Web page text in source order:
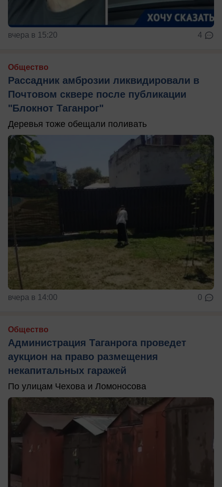
вчера в 15:20 4
Общество
Рассадник амброзии ликвидировали в
Почтовом сквере после публикации
"Блокнот Таганрог"
Деревья тоже обещали поливать
вчера в 14:00 0
Общество
Администрация Таганрога проведет
аукцион на право размещения
некапитальных гаражей
По улицам Чехова и Ломоносова